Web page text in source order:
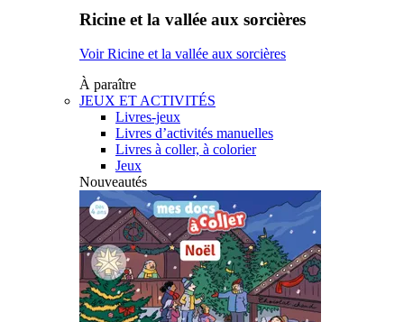
Ricine et la vallée aux sorcières
Voir Ricine et la vallée aux sorcières
À paraître
JEUX ET ACTIVITÉS
Livres-jeux
Livres d’activités manuelles
Livres à coller, à colorier
Jeux
Nouveautés